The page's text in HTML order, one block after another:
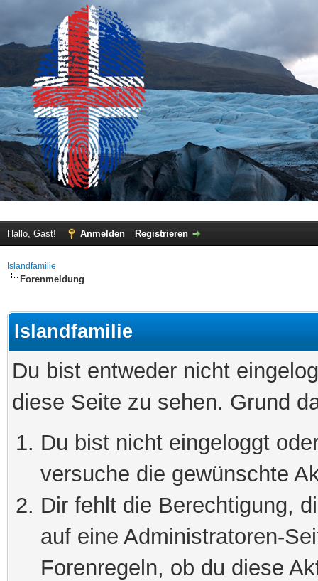
Hallo, Gast! Anmelden Registrieren
Islandfamilie
Forenmeldung
Islandfamilie
Du bist entweder nicht
diese Seite zu sehen. Grund
Du bist nicht eingeloggt
versuche die gewünschte
Dir fehlt die Berechtigung,
auf eine Administratoren-
Forenregeln, ob du diese